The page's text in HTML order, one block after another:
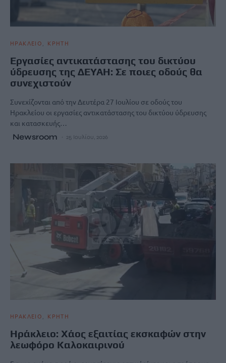
ΗΡΑΚΛΕΙΟ ΚΡΗΤΗ
Εργασίες αντικατάστασης του δικτύου
ύδρευσης της ΔΕΥΑΗ: Σε ποιες οδούς θα
συνεχιστούν
Συνεχίζονται από την Δευτέρα 27 Ιουλίου σε οδούς του
Ηρακλείου οι εργασίες αντικατάστασης του δικτύου ύδρευσης
και κατασκευής…
Newsroom 25 Ιουλίου, 2026
ΗΡΑΚΛΕΙΟ ΚΡΗΤΗ
Ηράκλειο: Χάος εξαιτίας εκσκαφών στην
λεωφόρο Καλοκαιρινού